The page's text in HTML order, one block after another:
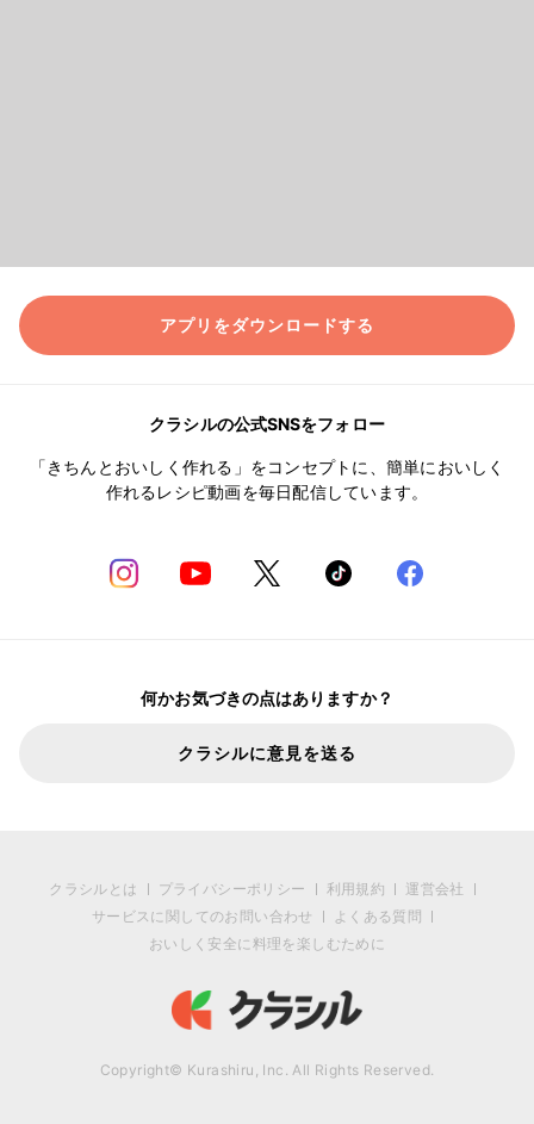
アプリをダウンロードする
クラシルの公式SNSをフォロー
「きちんとおいしく作れる」をコンセプトに、簡単においしく
作れるレシピ動画を毎日配信しています。
何かお気づきの点はありますか？
クラシルに意見を送る
クラシルとは プライバシーポリシー 利用規約
運営会社
サービスに関してのお問い合わせ
よくある質問
おいしく安全に料理を楽しむために
Copyright© Kurashiru, Inc. All Rights Reserved.